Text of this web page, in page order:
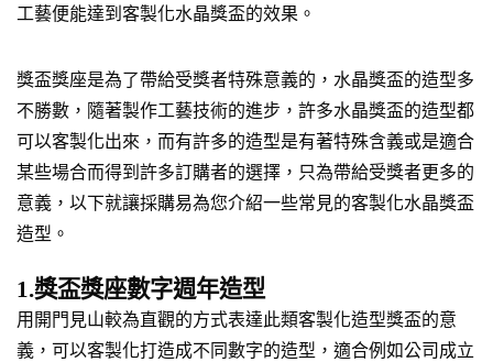
工藝便能達到客製化水晶獎盃的效果。
獎盃獎座是為了帶給受獎者特殊意義的，水晶獎盃的造型多
不勝數，隨著製作工藝技術的進步，許多水晶獎盃的造型都
可以客製化出來，而有許多的造型是有著特殊含義或是適合
某些場合而得到許多訂購者的選擇，只為帶給受獎者更多的
意義，以下就讓採購易為您介紹一些常見的客製化水晶獎盃
造型。
1.獎盃獎座數字週年造型
用開門見山較為直觀的方式表達此類客製化造型獎盃的意
義，可以客製化打造成不同數字的造型，適合例如公司成立